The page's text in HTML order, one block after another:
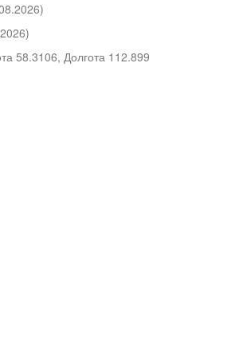
58.3106, Долгота 112.899